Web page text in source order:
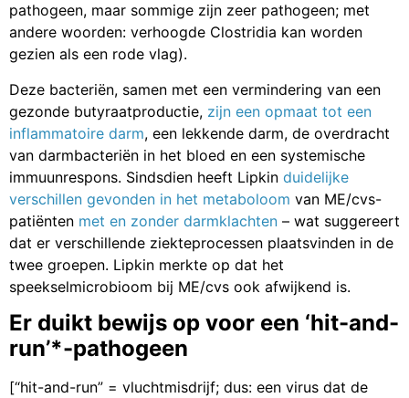
pathogeen, maar sommige zijn zeer pathogeen; met
andere woorden: verhoogde Clostridia kan worden
gezien als een rode vlag).
Deze bacteriën, samen met een vermindering van een
gezonde butyraatproductie, zijn een opmaat tot een
inflammatoire darm, een lekkende darm, de overdracht
van darmbacteriën in het bloed en een systemische
immuunrespons. Sindsdien heeft Lipkin duidelijke
verschillen gevonden in het metaboloom van ME/cvs-
patiënten met en zonder darmklachten – wat suggereert
dat er verschillende ziekteprocessen plaatsvinden in de
twee groepen. Lipkin merkte op dat het
speekselmicrobioom bij ME/cvs ook afwijkend is.
Er duikt bewijs op voor een ‘hit-and-
run’*-pathogeen
[“hit-and-run” = vluchtmisdrijf; dus: een virus dat de